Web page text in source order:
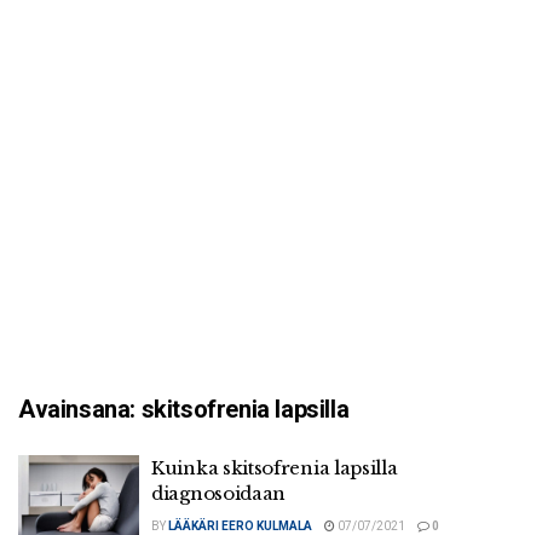
Avainsana: skitsofrenia lapsilla
Kuinka skitsofrenia lapsilla
diagnosoidaan
BY LÄÄKÄRI EERO KULMALA 07/07/2021 0